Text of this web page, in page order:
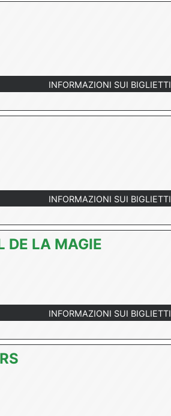
INFORMAZIONI SUI BIGLIETTI
INFORMAZIONI SUI BIGLIETTI
DE LA MAGIE
INFORMAZIONI SUI BIGLIETTI